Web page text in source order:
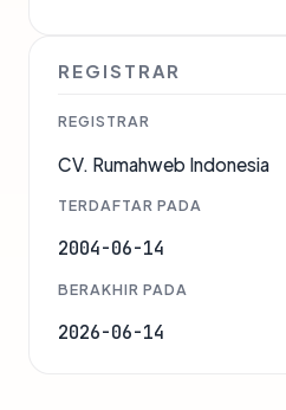
REGISTRAR
REGISTRAR
CV. Rumahweb Indonesia
TERDAFTAR PADA
2004-06-14
BERAKHIR PADA
2026-06-14